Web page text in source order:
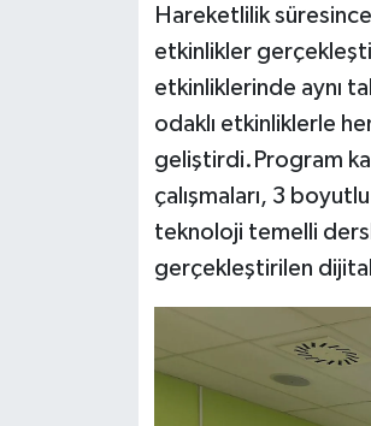
Hareketlilik
etkinlikler
etkinliklerinde aynı
odaklı etkinliklerle
geliştirdi.Program
çalışmaları, 3
teknoloji temelli
gerçekleştirilen dijital